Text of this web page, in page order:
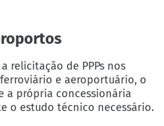
relicitação de PPPs nos
e aeroportuário, o
a própria concessionária
o estudo técnico necessário.